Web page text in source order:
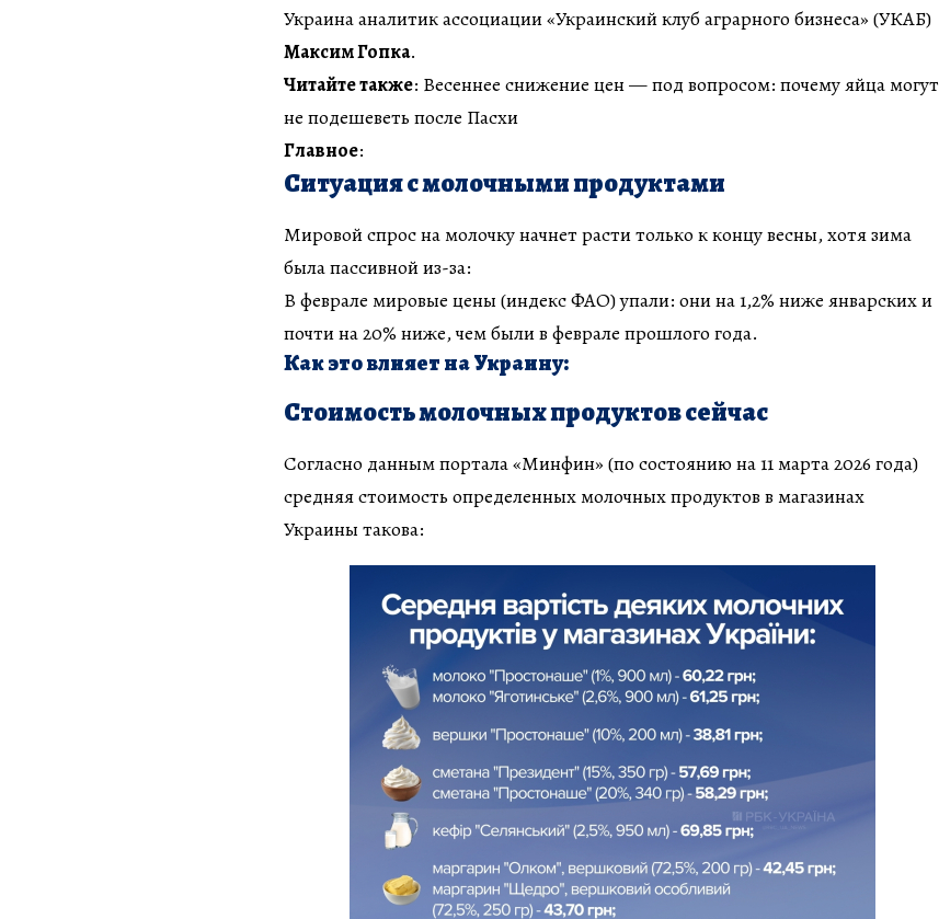
Украина аналитик ассоциации «Украинский клуб аграрного бизнеса» (УКАБ)
Максим Гопка.
Читайте также: Весеннее снижение цен — под вопросом: почему яйца могут
не подешеветь после Пасхи
Главное:
Ситуация с молочными продуктами
Мировой спрос на молочку начнет расти только к концу весны, хотя зима
была пассивной из-за:
В феврале мировые цены (индекс ФАО) упали: они на 1,2% ниже январских и
почти на 20% ниже, чем были в феврале прошлого года.
Как это влияет на Украину:
Стоимость молочных продуктов сейчас
Согласно данным портала «Минфин» (по состоянию на 11 марта 2026 года)
средняя стоимость определенных молочных продуктов в магазинах
Украины такова: